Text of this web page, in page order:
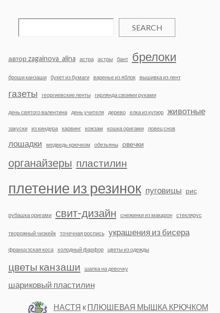
SEARCH
автор zagainova_alina астра астры бант брелоки
броши канзаши букет из бумаги варенье из яблок вышивка из лент
газеты георгиевские ленты гирлянда своими руками
день святого валентина день учителя дерево елка из купюр животные
закуски из киндера карвинг кожзам кошка оригами ловец снов
лошадки медведь крючком обезьяны овечки
органайзеры пластилин
плетение из резинок пуговицы рис
рубашка оригами свит-дизайн снежинки из макарон стеклярус
творожный чизкейк точечная роспись украшения из бисера
французская коса холодный фарфор цветы из одежды
цветы канзаши шапка на девочку
шариковый пластилин
НАСТЯ к ПЛЮШЕВАЯ МЫШКА КРЮЧКОМ